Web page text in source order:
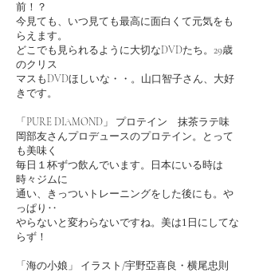
前！？
今見ても、いつ見ても最高に面白くて元気をも
らえます。
どこでも見られるように大切なDVDたち。29歳
のクリス
マスもDVDほしいな・・。山口智子さん、大好
きです。
「PURE DIAMOND」 プロテイン 抹茶ラテ味
岡部友さんプロデュースのプロテイン。とって
も美味く
毎日１杯ずつ飲んでいます。日本にいる時は
時々ジムに
通い、きっついトレーニングをした後にも。や
っぱり‥
やらないと変わらないですね。美は1 日にしてな
らず！
「海の小娘」 イラスト/宇野亞喜良・横尾忠則